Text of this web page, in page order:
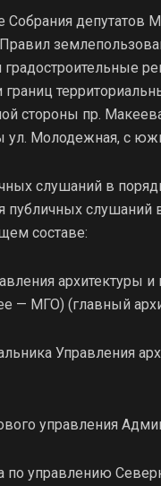
депутатов
градостроительные
стороны пр.
ул. Молодежная, с
слушаний в
публичных слушаний
составе:
архитектуры и
— МГО) (главный
Управления
управления
по управлению